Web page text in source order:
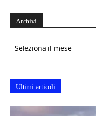
Archivi
Archivi
Ultimi articoli